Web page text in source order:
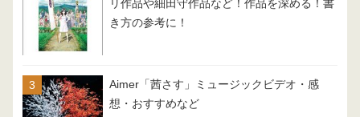
リ作品や細田守作品など！作品を深める！書
き方の参考に！
Aimer「茜さす」ミュージックビデオ・感
想・おすすめなど